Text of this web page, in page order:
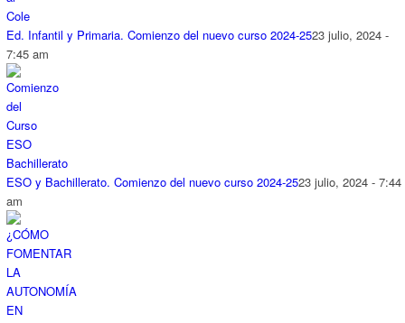
Ed. Infantil y Primaria. Comienzo del nuevo curso 2024-2523 julio, 2024 -
7:45 am
ESO y Bachillerato. Comienzo del nuevo curso 2024-2523 julio, 2024 - 7:44
am